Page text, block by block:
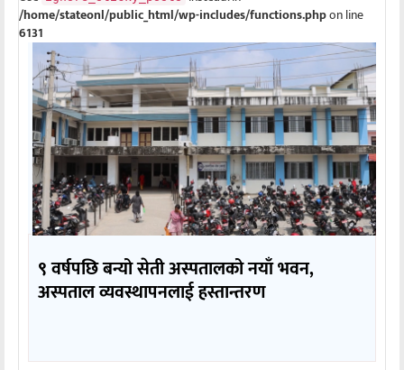
/home/stateonl/public_html/wp-includes/functions.phpon line
6131
९ वर्षपछि बन्यो सेती अस्पतालको नयाँ भवन,
अस्पताल व्यवस्थापनलाई हस्तान्तरण